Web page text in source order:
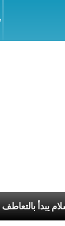
بارولين: